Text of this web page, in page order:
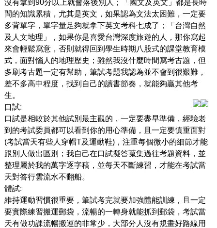
沒有拿到90分以上就會落後別人；「國文及英文」都是長時
間的知識累積，尤其是英文，如果認為文法太困難，一定要
多背單字，單字量足夠就拿下英文考科七成了；「台灣自然
及人文地理」，如果你是喜愛台灣深度旅遊的人，那你寫起
來會輕鬆寫意，否則就得回到學生時期八股式的課堂教育模
式，面對惱人的地理歷史；雖然我沒什麼時間寫考古題，但
多刷考古題一定有幫助，筆試考題我認為並不會到很艱難，
差不多高中程度，找到自己的讀書節奏，就能夠贏其他考
生。
口試:
口試是相較於其他試別最主觀的，一定要盡早準備，經驗老
到的考試委員都可以看到你的用心準備，且一定要慎重面對
(考試當天有些人穿帽T及運動鞋)，注重每個微小的細節才能
跟別人做出區別；我自己在口試擬答蒐集過往考題資料，並
整理屬於我的萬字逐字稿，並每天不斷練習，才能在考試當
天對答行雲流水不翻船。
體試:
維持運動習慣很重要，筆試考完就要加強體能訓練，且一定
要實際練習搬運郵袋，流暢的一轉身就能抓到郵袋，考試當
天有做功課流暢搬運的非常少，大部分人沒有規畫好路線用